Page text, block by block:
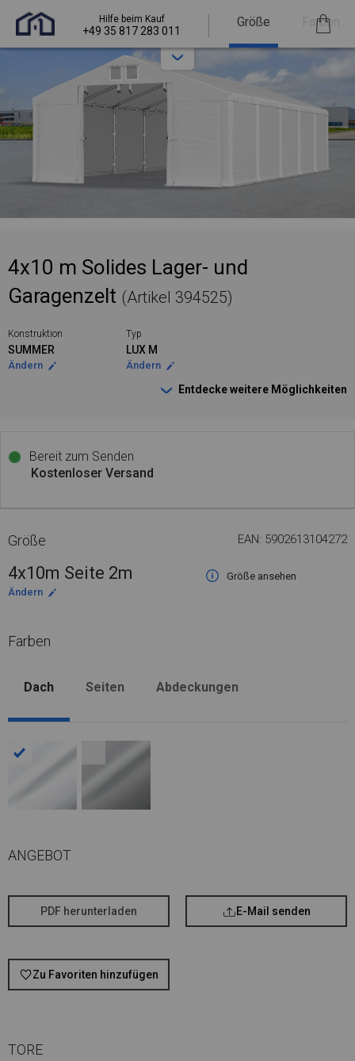
Hilfe beim Kauf
+49 35 817 283 011
Größe Farben
4x10 m Solides Lager- und
Garagenzelt (Artikel 394525)
Konstruktion
SUMMER
Ändern
Typ
LUX M
Ändern
Entdecke weitere Möglichkeiten
Bereit zum Senden
Kostenloser Versand
Größe EAN: 5902613104272
4x10m Seite 2m
Größe ansehen
Ändern
Farben
Dach Seiten Abdeckungen
ANGEBOT
PDF herunterladen E-Mail senden
Zu Favoriten hinzufügen
TORE